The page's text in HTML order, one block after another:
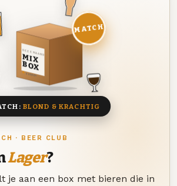
· BEER CLUB
Lager?
je aan een box met bieren die in
DEZE MAAND
MIX
BOX
8 BIEREN
MATCH
BLOND & KRACHTIG